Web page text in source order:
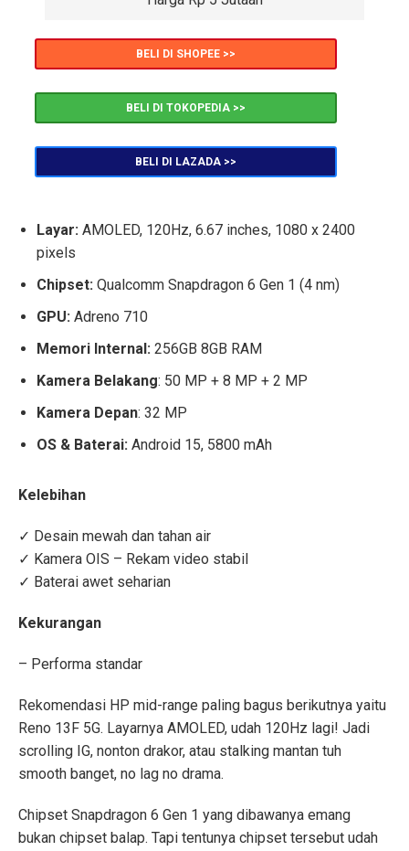
BELI DI SHOPEE >>
BELI DI TOKOPEDIA >>
BELI DI LAZADA >>
Layar: AMOLED, 120Hz, 6.67 inches, 1080 x 2400
pixels
Chipset: Qualcomm Snapdragon 6 Gen 1 (4 nm)
GPU: Adreno 710
Memori Internal: 256GB 8GB RAM
Kamera Belakang: 50 MP + 8 MP + 2 MP
Kamera Depan: 32 MP
OS & Baterai: Android 15, 5800 mAh
Kelebihan
✓ Desain mewah dan tahan air
✓ Kamera OIS – Rekam video stabil
✓ Baterai awet seharian
Kekurangan
– Performa standar
Rekomendasi HP mid-range paling bagus berikutnya yaitu
Reno 13F 5G. Layarnya AMOLED, udah 120Hz lagi! Jadi
scrolling IG, nonton drakor, atau stalking mantan tuh
smooth banget, no lag no drama.
Chipset Snapdragon 6 Gen 1 yang dibawanya emang
bukan chipset balap. Tapi tentunya chipset tersebut udah